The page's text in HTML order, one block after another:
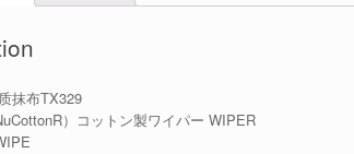
抹布TX329
）コットン製ワイパー WIPER